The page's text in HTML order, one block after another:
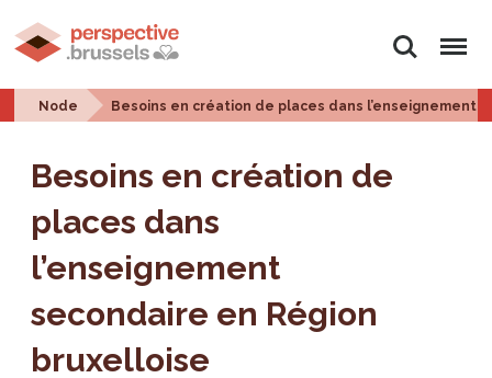
Search Menu
Node Besoins en création de places dans l’enseignement
Besoins en création de
places dans
l’enseignement
secondaire en Région
bruxelloise